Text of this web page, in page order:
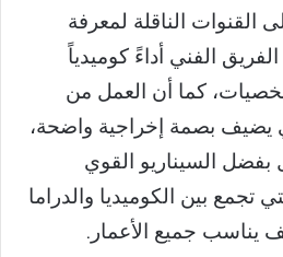
اللعبة 5 على القنوات الناقلة لمعرفة
الفني أداءً كوميدياً
كما أن العمل من
يضيف بصمة إخراجية واضحة،
السيناريو القوي
تجمع بين الكوميديا والدراما
يناسب جميع الأعمار.